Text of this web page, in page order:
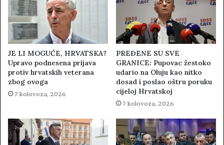
JE LI MOGUĆE, HRVATSKA?
Upravo podnesena prijava
protiv hrvatskih veterana
zbog ovoga
7 kolovoza, 2026
PREĐENE SU SVE
GRANICE: Pupovac žestoko
udario na Oluju kao nitko
dosad i poslao oštru poruku
cijeloj Hrvatskoj
7 kolovoza, 2026